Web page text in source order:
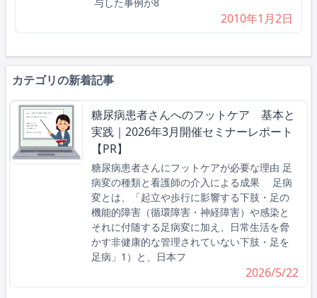
2010年1月2日
カテゴリの新着記事
糖尿病患者さんへのフットケア 基本と
実践｜2026年3月開催セミナーレポート
【PR】
糖尿病患者さんにフットケアが必要な理由 足
病変の種類と看護師の介入による成果 足病
変とは、「起立や歩行に影響する下肢・足の
機能的障害（循環障害・神経障害）や感染と
それに付随する足病変に加え、日常生活を脅
かす非健康的な管理されていない下肢・足を
足病」1）と、日本フ
2026/5/22